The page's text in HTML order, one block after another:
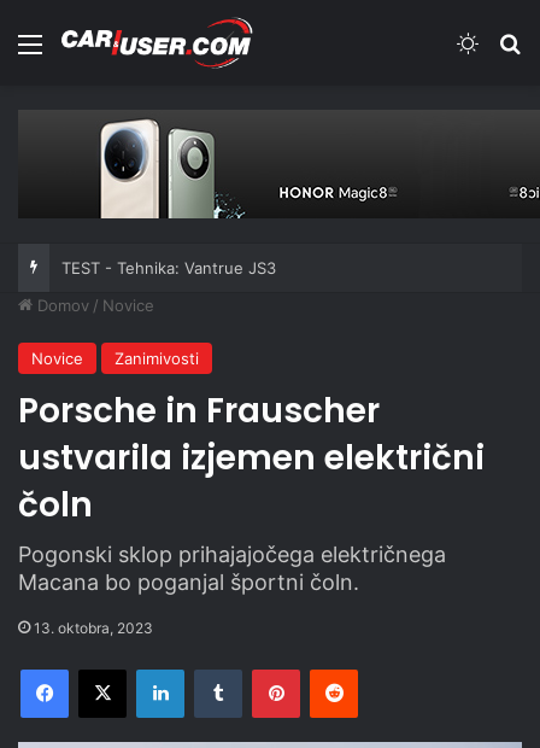
Meni
TEST - Tehnika: Vantrue JS3
Domov / Novice
Novice Zanimivosti
Porsche in Frauscher
ustvarila izjemen električni
čoln
Pogonski sklop prihajajočega električnega
Macana bo poganjal športni čoln.
13. oktobra, 2023
Facebook
X LinkedInTumblr PinterestReddit